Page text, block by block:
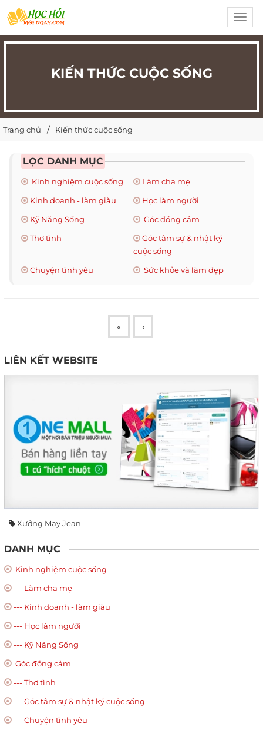
KIẾN THỨC CUỘC SỐNG
Trang chủ Kiến thức cuộc sống
LỌC DANH MỤC
Kinh nghiệm cuộc sống
Làm cha mẹ
Kinh doanh - làm giàu
Học làm người
Kỹ Năng Sống
Góc đồng cảm
Thơ tình
Góc tâm sự & nhật ký
cuộc sống
Chuyện tình yêu
Sức khỏe và làm đẹp
« ‹
LIÊN KẾT WEBSITE
Xưởng May Jean
DANH MỤC
Kinh nghiệm cuộc sống
--- Làm cha mẹ
--- Kinh doanh - làm giàu
--- Học làm người
--- Kỹ Năng Sống
Góc đồng cảm
--- Thơ tình
--- Góc tâm sự & nhật ký cuộc sống
--- Chuyện tình yêu